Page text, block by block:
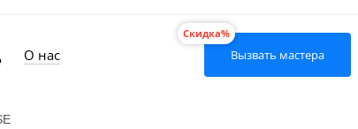
О нас
Скидка%
Вызвать мастера